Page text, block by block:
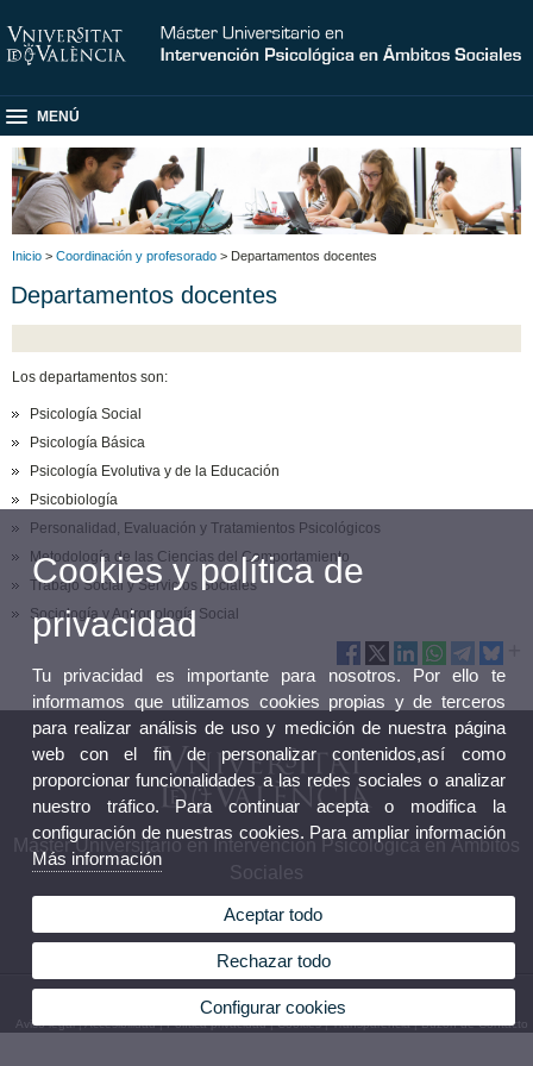
MENÚ
Inicio > Coordinación y profesorado > Departamentos docentes
Departamentos docentes
Los departamentos son:
Psicología Social
Psicología Básica
Psicología Evolutiva y de la Educación
Psicobiología
Personalidad, Evaluación y Tratamientos Psicológicos
Metodología de las Ciencias del Comportamiento
Trabajo Social y Servicios Sociales
Sociología y Antropología Social
Máster Universitario en Intervención Psicológica en Ámbitos
Sociales
Aviso legal|Accesibilidad|Política privacidad|Cookies|Transparencia|Buzón de Contacto
Cookies y política de
privacidad
Tu privacidad es importante para nosotros. Por ello te
informamos que utilizamos cookies propias y de terceros
para realizar análisis de uso y medición de nuestra página
web con el fin de personalizar contenidos,así como
proporcionar funcionalidades a las redes sociales o analizar
nuestro tráfico. Para continuar acepta o modifica la
configuración de nuestras cookies. Para ampliar información
Más información
Aceptar todo
Rechazar todo
Configurar cookies